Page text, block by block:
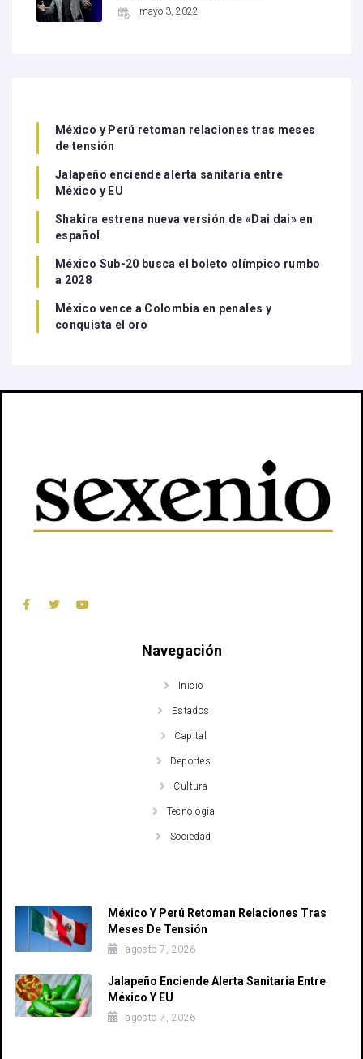
mayo 3, 2022
México y Perú retoman relaciones tras meses
de tensión
Jalapeño enciende alerta sanitaria entre
México y EU
Shakira estrena nueva versión de «Dai dai» en
español
México Sub-20 busca el boleto olímpico rumbo
a 2028
México vence a Colombia en penales y
conquista el oro
Navegación
Inicio
Estados
Capital
Deportes
Cultura
Tecnología
Sociedad
México Y Perú Retoman Relaciones Tras
Meses De Tensión
agosto 7, 2026
Jalapeño Enciende Alerta Sanitaria Entre
México Y EU
agosto 7, 2026